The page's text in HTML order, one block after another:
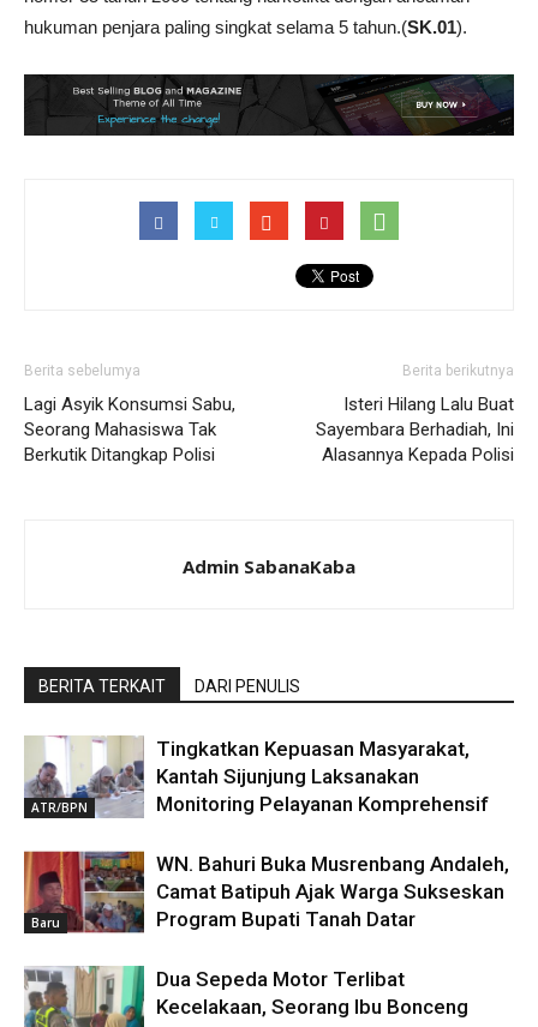
hukuman penjara paling singkat selama 5 tahun.(SK.01).
Berita sebelumya
Lagi Asyik Konsumsi Sabu,
Seorang Mahasiswa Tak
Berkutik Ditangkap Polisi
Berita berikutnya
Isteri Hilang Lalu Buat
Sayembara Berhadiah, Ini
Alasannya Kepada Polisi
Admin SabanaKaba
BERITA TERKAIT DARI PENULIS
ATR/BPN
Tingkatkan Kepuasan Masyarakat,
Kantah Sijunjung Laksanakan
Monitoring Pelayanan Komprehensif
Baru
WN. Bahuri Buka Musrenbang Andaleh,
Camat Batipuh Ajak Warga Sukseskan
Program Bupati Tanah Datar
Dua Sepeda Motor Terlibat
Kecelakaan, Seorang Ibu Bonceng